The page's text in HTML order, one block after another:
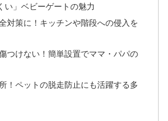
い」ベビーゲートの魅力
対策に！キッチンや階段への侵入を
つけない！簡単設置でママ・パパの
！ペットの脱走防止にも活躍する多